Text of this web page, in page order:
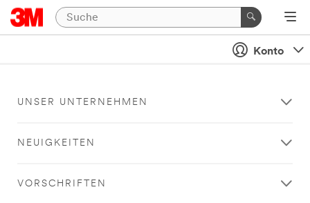
Konto
UNSER UNTERNEHMEN
NEUIGKEITEN
VORSCHRIFTEN